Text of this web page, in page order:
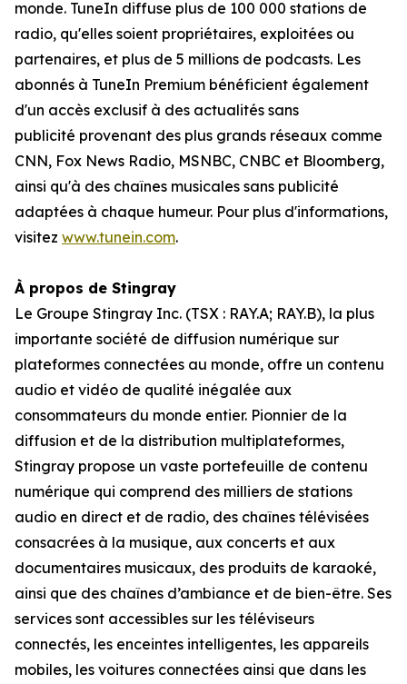
monde. TuneIn diffuse plus de 100 000 stations de
radio, qu'elles soient propriétaires, exploitées ou
partenaires, et plus de 5 millions de podcasts. Les
abonnés à TuneIn Premium bénéficient également
d'un accès exclusif à des actualités sans
publicité provenant des plus grands réseaux comme
CNN, Fox News Radio, MSNBC, CNBC et Bloomberg,
ainsi qu'à des chaînes musicales sans publicité
adaptées à chaque humeur. Pour plus d'informations,
visitez www.tunein.com.
À propos de Stingray
Le Groupe Stingray Inc. (TSX : RAY.A; RAY.B), la plus
importante société de diffusion numérique sur
plateformes connectées au monde, offre un contenu
audio et vidéo de qualité inégalée aux
consommateurs du monde entier. Pionnier de la
diffusion et de la distribution multiplateformes,
Stingray propose un vaste portefeuille de contenu
numérique qui comprend des milliers de stations
audio en direct et de radio, des chaînes télévisées
consacrées à la musique, aux concerts et aux
documentaires musicaux, des produits de karaoké,
ainsi que des chaînes d’ambiance et de bien-être. Ses
services sont accessibles sur les téléviseurs
connectés, les enceintes intelligentes, les appareils
mobiles, les voitures connectées ainsi que dans les